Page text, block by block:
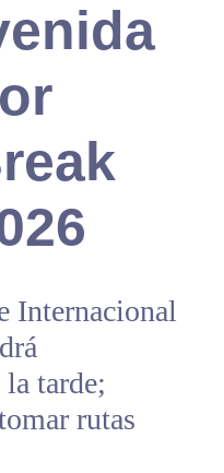
Internacional
la tarde;
rutas